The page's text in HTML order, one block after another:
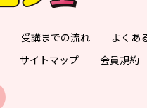
受講までの流れ
よくあ
サイトマップ 会員規約